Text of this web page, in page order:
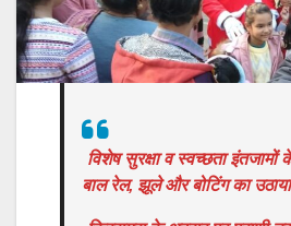
विशेष सुरक्षा व स्वच्छता इंतजामों
बाल रेल, झूले और बोटिंग का